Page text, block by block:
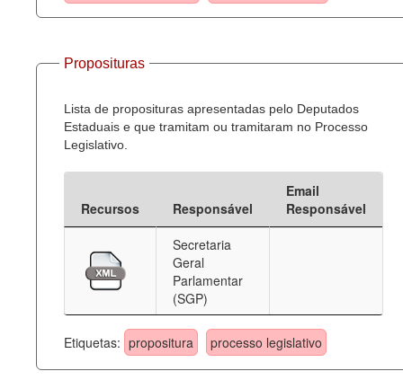
Proposituras
Lista de proposituras apresentadas pelo Deputados
Estaduais e que tramitam ou tramitaram no Processo
Legislativo.
Recursos Responsável
Email
Responsável
Secretaria
Geral
Parlamentar
(SGP)
Etiquetas: propositura processo legislativo